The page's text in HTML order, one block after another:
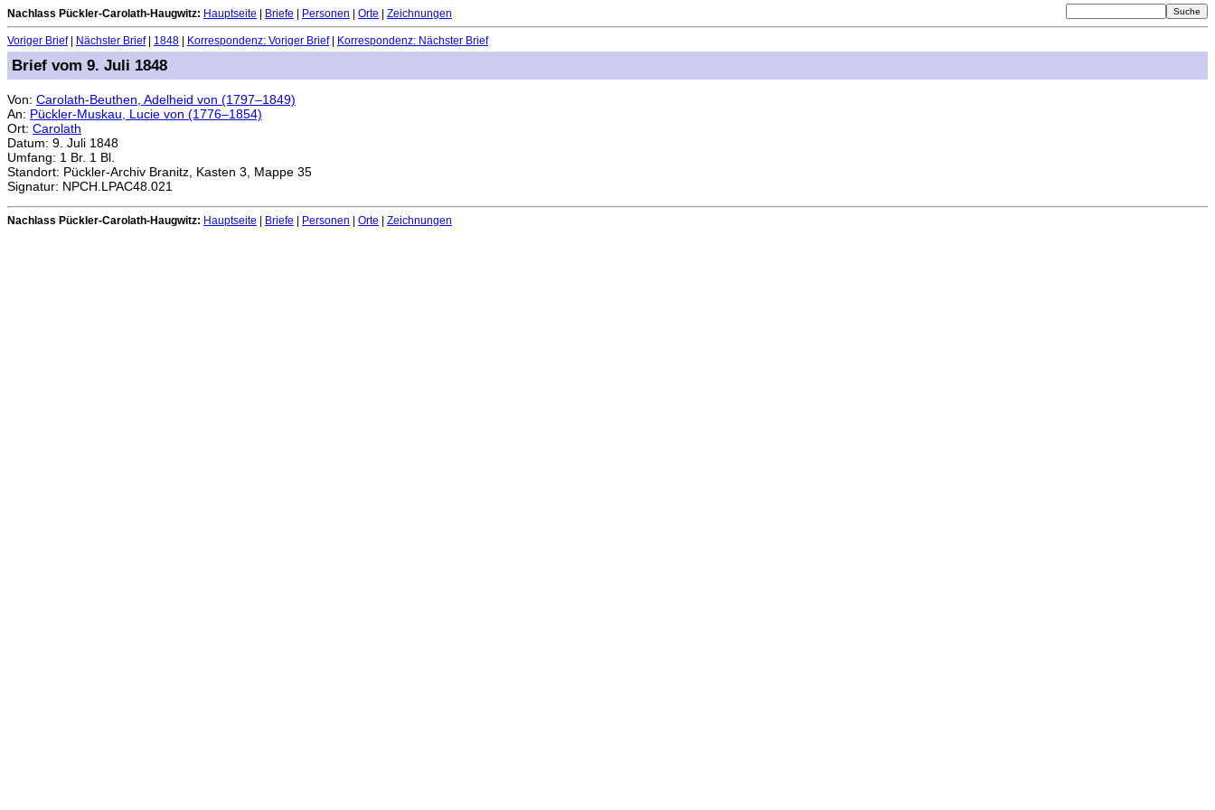
Nachlass Pückler-Carolath-Haugwitz: Hauptseite Briefe Personen Orte Zeichnungen
Voriger Brief| Nächster Brief| 1848 Korrespondenz: Voriger Brief| Korrespondenz: Nächster Brief
Brief vom 9. Juli 1848
Von: Carolath-Beuthen, Adelheid von (1797–1849)
An: Pückler-Muskau, Lucie von (1776–1854)
Ort: Carolath
Datum: 9. Juli 1848
Umfang: 1 Br. 1 Bl.
Standort: Pückler-Archiv Branitz, Kasten 3, Mappe 35
Signatur: NPCH.LPAC48.021
Nachlass Pückler-Carolath-Haugwitz: Hauptseite Briefe Personen Orte Zeichnungen